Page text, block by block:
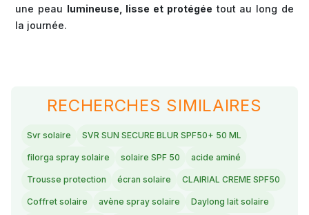
une peau lumineuse, lisse et protégée tout au long de
la journée.
RECHERCHES SIMILAIRES
Svr solaire SVR SUN SECURE BLUR SPF50+ 50 ML
filorga spray solaire solaire SPF 50 acide aminé
Trousse protection écran solaire CLAIRIAL CREME SPF50
Coffret solaire avène spray solaire Daylong lait solaire